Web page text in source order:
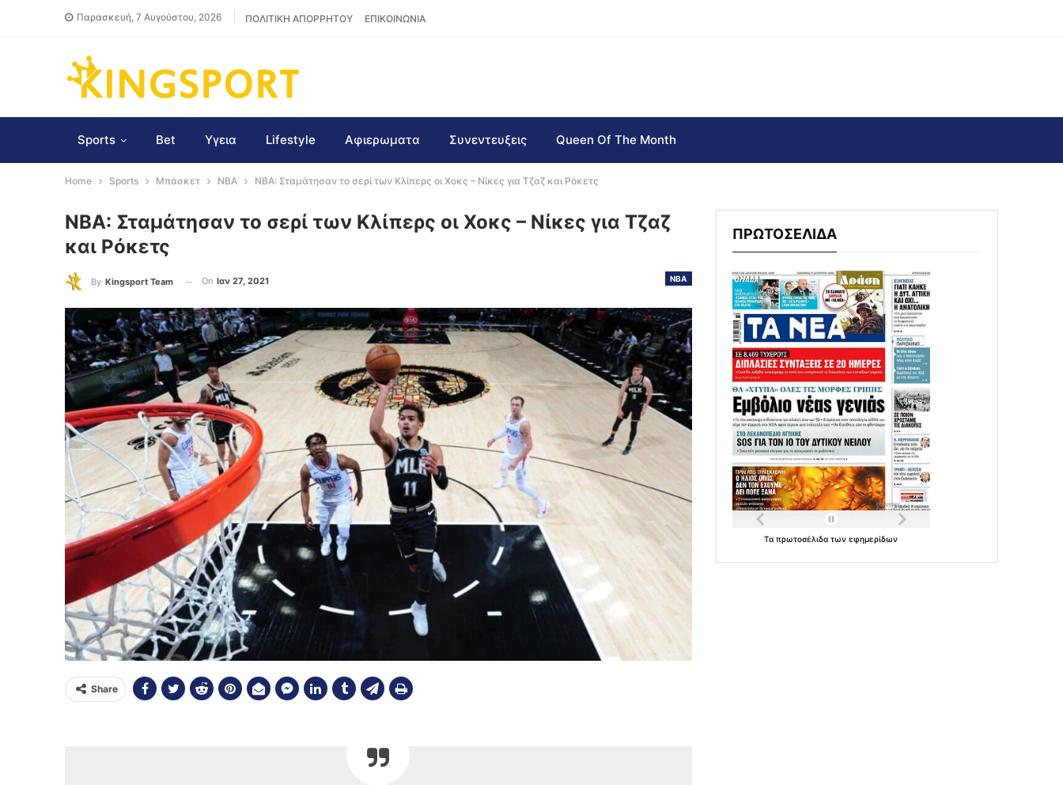
Παρασκευή, 7 Αυγούστου, 2026 ΠΟΛΙΤΙΚΗ ΑΠΟΡΡΗΤΟΥ ΕΠΙΚΟΙΝΩΝΙΑ
Sports Bet Υγεια Lifestyle Αφιερωματα Συνεντευξεις Queen Of The Month
Home Sports Μπάσκετ NBA NBA: Σταμάτησαν το σερί των Κλίπερς οι Χοκς – Νίκες για Τζαζ και Ρόκετς
NBA: Σταμάτησαν το σερί των Κλίπερς οι Χοκς – Νίκες για Τζαζ
και Ρόκετς
NBA
By Kingsport Team On Ιαν 27, 2021
Share
ΠΡΩΤΟΣΕΛΙΔΑ
Ταπρωτοσέλιδατωνεφημερίδων